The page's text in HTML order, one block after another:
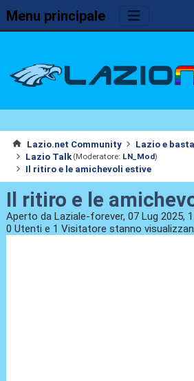
Menu principale
Lazio.net Community
Lazio e
Lazio Talk (Moderatore: LN_Mod)
Il ritiro e le amichevoli estive
Il ritiro e le
Aperto da Laziale-forever, 07 Lug 2025,
0 Utenti e 1 Visitatore stanno